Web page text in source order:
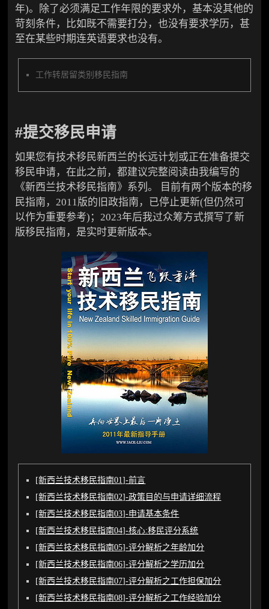
年)。除了必须满足工作年限的要求外，基本没其他的
苛刻条件，比如既不需要打分，也没有要求学历，甚
至在某些时期连英语要求也没有。
工作转居留类别移民指南
#提交移民申请
如果您有技术移民新西兰的长远计划或正在准备提交
移民申请，在此之前，都建议完整阅读由我编写的
《新西兰技术移民指南》系列。 目前有两个版本的移
民指南，2011版的旧政指南，已停止更新(但仍然可
以作为重要参考)；2023年后我过众筹方式撰写了新
版移民指南，是实时更新版本。
[新西兰技术移民指南01]-前言
[新西兰技术移民指南02]-政策目的与申请详细流程
[新西兰技术移民指南03]-申请基本条件
[新西兰技术移民指南04]-核心:移民评分系统
[新西兰技术移民指南05]-评分解析之年龄加分
[新西兰技术移民指南06]-评分解析之学历加分
[新西兰技术移民指南07]-评分解析之工作担保加分
[新西兰技术移民指南08]-评分解析之工作经验加分